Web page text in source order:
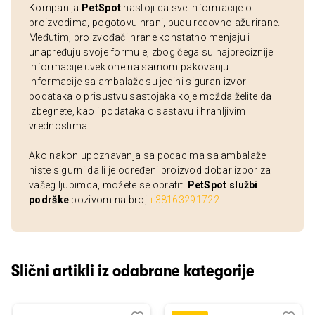
Kompanija PetSpot nastoji da sve informacije o
proizvodima, pogotovu hrani, budu redovno ažurirane.
Međutim, proizvođači hrane konstatno menjaju i
unapređuju svoje formule, zbog čega su najpreciznije
informacije uvek one na samom pakovanju.
Informacije sa ambalaže su jedini siguran izvor
podataka o prisustvu sastojaka koje možda želite da
izbegnete, kao i podataka o sastavu i hranljivim
vrednostima.
Ako nakon upoznavanja sa podacima sa ambalaže
niste sigurni da li je određeni proizvod dobar izbor za
vašeg ljubimca, možete se obratiti PetSpot službi
podrške pozivom na broj+38163291722
Slični artikli iz odabrane kategorije